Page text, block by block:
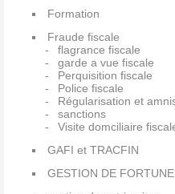
Formation
Fraude fiscale
flagrance fiscale
garde a vue fiscale
Perquisition fiscale
Police fiscale
Régularisation et
sanctions
Visite domciliaire
GAFI et TRACFIN
GESTION DE FORTUNE